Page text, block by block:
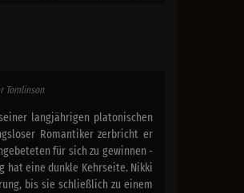
Tomlinson
langjährigen platonischen
Romantiker zerbricht er
für sich zu gewinnen -
hat eine dunkle Kehrseite. Nikki
bis sie schließlich zu einem